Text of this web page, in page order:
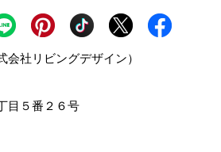
会社リビングデザイン）
目５番２６号